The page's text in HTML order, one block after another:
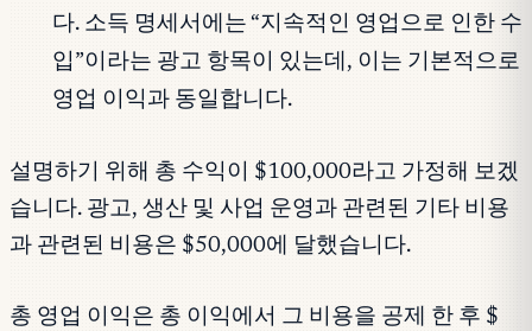
다. 소득 명세서에는 “지속적인 영업으로 인한 수
입”이라는 광고 항목이 있는데, 이는 기본적으로
영업 이익과 동일합니다.
설명하기 위해 총 수익이 $100,000라고 가정해 보겠
습니다. 광고, 생산 및 사업 운영과 관련된 기타 비용
과 관련된 비용은 $50,000에 달했습니다.
총 영업 이익은 총 이익에서 그 비용을 공제 한 후 $